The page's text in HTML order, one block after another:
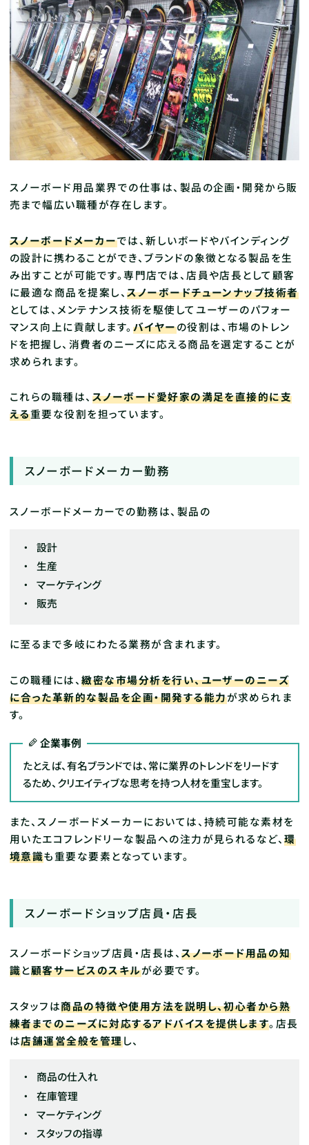
スノーボード用品業界での仕事は、製品の企画・開発から販
売まで幅広い職種が存在します。
スノーボードメーカーでは、新しいボードやバインディング
の設計に携わることができ、ブランドの象徴となる製品を生
み出すことが可能です。専門店では、店員や店長として顧客
に最適な商品を提案し、スノーボードチューンナップ技術者
としては、メンテナンス技術を駆使してユーザーのパフォー
マンス向上に貢献します。バイヤーの役割は、市場のトレン
ドを把握し、消費者のニーズに応える商品を選定することが
求められます。
これらの職種は、 スノーボード愛好家の満足を直接的に支
える重要な役割を担っています。
スノーボードメーカー勤務
スノーボードメーカーでの勤務は、製品の
設計
生産
マーケティング
販売
に至るまで多岐にわたる業務が含まれます。
この職種には、緻密な市場分析を行い、ユーザーのニーズ
に合った革新的な製品を企画・開発する能力が求められま
す。
企業事例
たとえば、有名ブランドでは、常に業界のトレンドをリードす
るため、クリエイティブな思考を持つ人材を重宝します。
また、スノーボードメーカーにおいては、持続可能な素材を
用いたエコフレンドリーな製品への注力が見られるなど、環
境意識も重要な要素となっています。
スノーボードショップ店員・店長
スノーボードショップ店員・店長は、スノーボード用品の知
識と顧客サービスのスキルが必要です。
スタッフは商品の特徴や使用方法を説明し、初心者から熟
練者までのニーズに対応するアドバイスを提供します。店長
は店舗運営全般を管理し、
商品の仕入れ
在庫管理
マーケティング
スタッフの指導